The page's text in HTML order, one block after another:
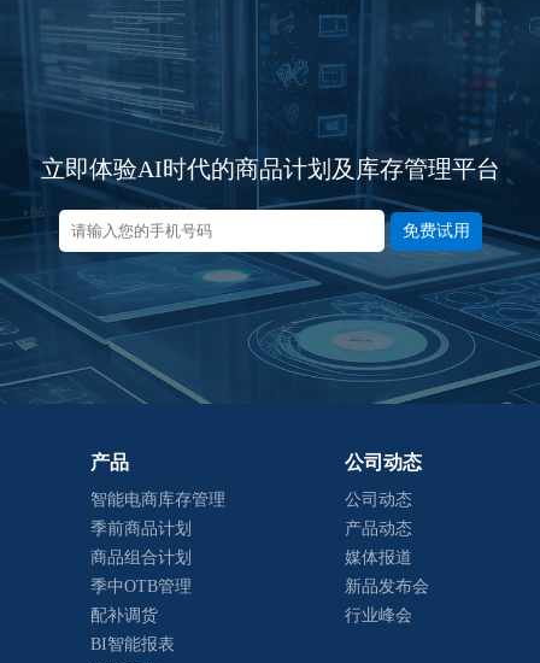
立即体验AI时代的商品计划及库存管理平台
免费试用
产品
智能电商库存管理
季前商品计划
商品组合计划
季中OTB管理
配补调货
BI智能报表
公司动态
公司动态
产品动态
媒体报道
新品发布会
行业峰会